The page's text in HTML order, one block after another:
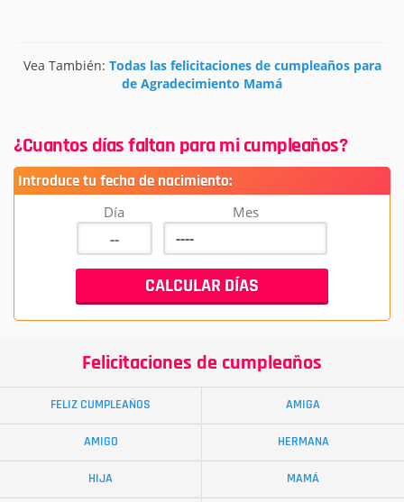
Vea También: Todas las felicitaciones de cumpleaños para
de Agradecimiento Mamá
¿Cuantos días faltan para mi cumpleaños?
Introduce tu fecha de nacimiento:
Día Mes
Felicitaciones de cumpleaños
FELIZ CUMPLEAÑOS AMIGA
AMIGO HERMANA
HIJA MAMÁ